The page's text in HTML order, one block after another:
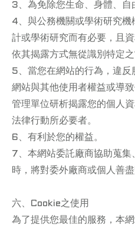
3、為免除您生命、身體、自
4、與公務機關或學術研究
計或學術研究而有必要，且
依其揭露方式無從識別特定之
5、當您在網站的行為，違反
網站與其他使用者權益或導
管理單位研析揭露您的個人
法律行動所必要者。
6、有利於您的權益。
7、本網站委託廠商協助蒐
時，將對委外廠商或個人善盡
六、Cookie之使用
為了提供您最佳的服務，本